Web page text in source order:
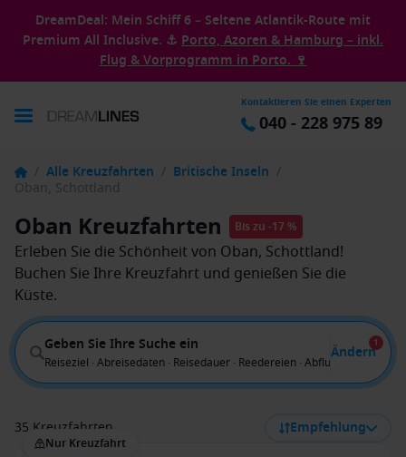
DreamDeal: Mein Schiff 6 – Seltene Atlantik-Route mit
Premium All Inclusive. ⚓ Porto, Azoren & Hamburg – inkl.
Flug & Vorprogramm in Porto. 🍷
Kontaktieren Sie einen Experten
040 - 228 975 89
/ Alle Kreuzfahrten / Britische Inseln /
Oban, Schottland
Oban Kreuzfahrten Bis zu -17 %
Erleben Sie die Schönheit von Oban, Schottland!
Buchen Sie Ihre Kreuzfahrt und genießen Sie die
Küste.
Geben Sie Ihre Suche ein
Reiseziel · Abreisedaten · Reisedauer · Reedereien · Abflug von
Ändern
1
35 Kreuzfahrten Empfehlung
Nur Kreuzfahrt